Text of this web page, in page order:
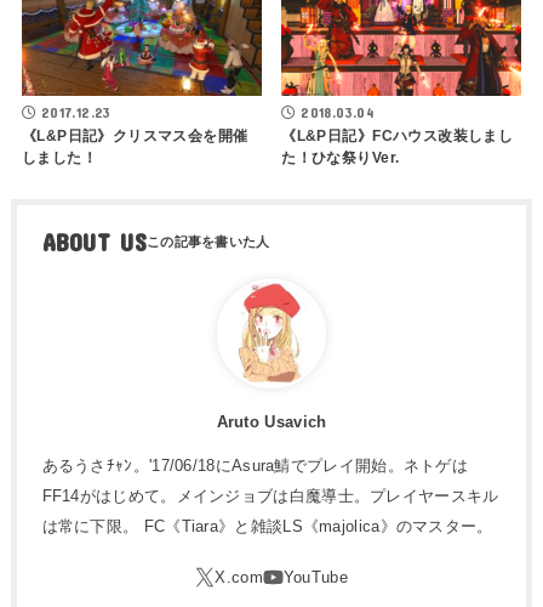
2017.12.23
《L&P日記》クリスマス会を開催
しました！
2018.03.04
《L&P日記》FCハウス改装しまし
た！ひな祭りVer.
ABOUT US
Aruto Usavich
あるうさﾁｬﾝ。'17/06/18にAsura鯖でプレイ開始。ネトゲは
FF14がはじめて。メインジョブは白魔導士。プレイヤースキル
は常に下限。 FC《Tiara》と雑談LS《majolica》のマスター。